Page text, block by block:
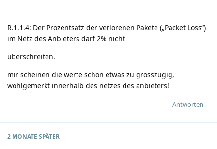
R.1.1.4: Der Prozentsatz der verlorenen Pakete („Packet Loss“)
im Netz des Anbieters darf 2% nicht
überschreiten.
mir scheinen die werte schon etwas zu grosszügig,
wohlgemerkt innerhalb des netzes des anbieters!
Antworten
2 MONATE SPÄTER